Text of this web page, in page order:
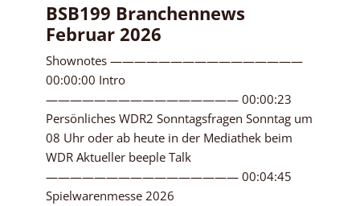
BSB199 Branchennews
Februar 2026
Shownotes ————————————————
00:00:00 Intro
———————————————— 00:00:23
Persönliches WDR2 Sonntagsfragen Sonntag um
08 Uhr oder ab heute in der Mediathek beim
WDR Aktueller beeple Talk
———————————————— 00:04:45
Spielwarenmesse 2026